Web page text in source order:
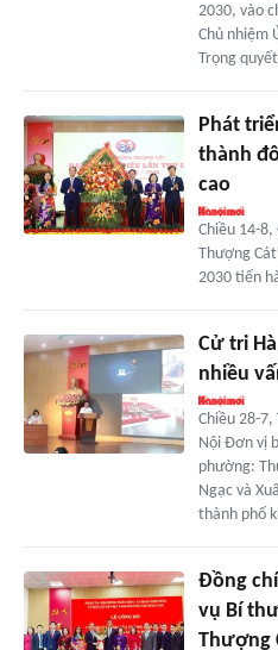
2030, vào
Chủ nhiệm
Trọng
Phát
thành
cao
Chiều 14-
Thượng
2030 tiến
Cử tri
nhiều
Chiều 28-
Nội Đơn vị
phường:
Ngạc và
thành phố
Đồng
vụ Bí
Thượng